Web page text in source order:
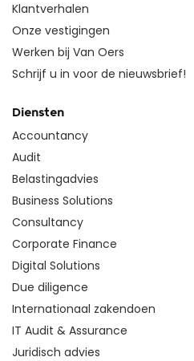
Klantverhalen
Onze vestigingen
Werken bij Van Oers
Schrijf u in voor de nieuwsbrief!
Diensten
Accountancy
Audit
Belastingadvies
Business Solutions
Consultancy
Corporate Finance
Digital Solutions
Due diligence
Internationaal zakendoen
IT Audit & Assurance
Juridisch advies